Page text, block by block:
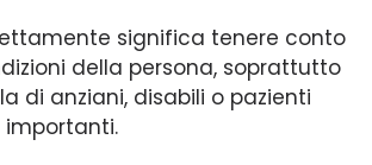
significa tenere conto
della persona, soprattutto
di anziani, disabili o pazienti